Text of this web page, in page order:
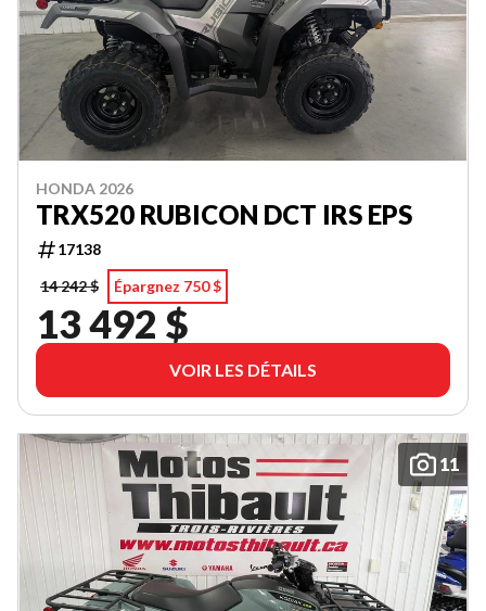
HONDA 2026
TRX520 RUBICON DCT IRS EPS
17138
14 242 $
Épargnez 750 $
13 492 $
VOIR LES DÉTAILS
11